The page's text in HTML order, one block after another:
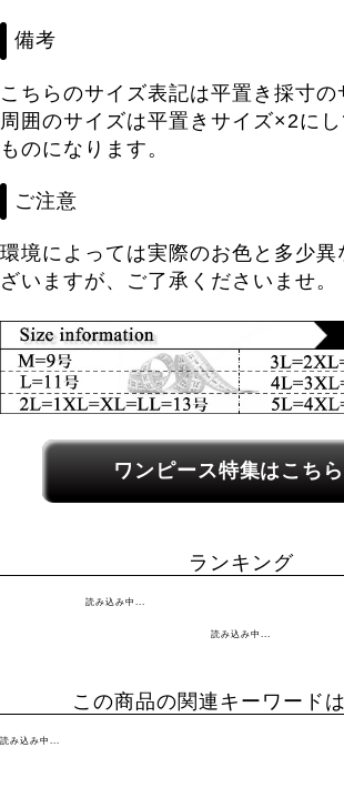
備考
こちらのサイズ表記は平置き採寸の
周囲のサイズは平置きサイズ×2に
ものになります。
ご注意
環境によっては実際のお色と多少異
ざいますが、ご了承くださいませ。
関連カテゴリーへのリンク
ワンピース特集はこちら
ランキング
読み込み中...
読み込み中...
この商品の関連キーワード
読み込み中...